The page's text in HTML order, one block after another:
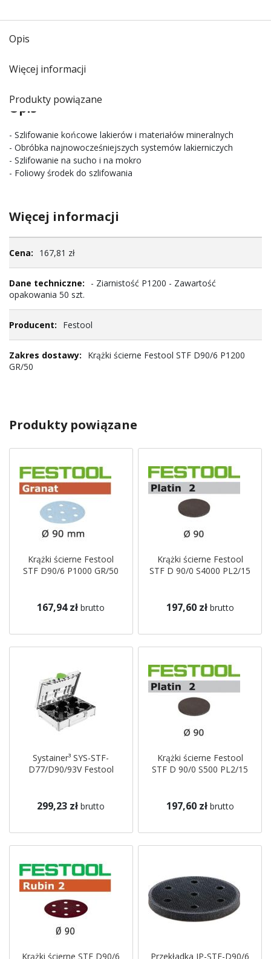
Opis
Więcej informacji
Produkty powiązane
Opis
- Szlifowanie końcowe lakierów i materiałów mineralnych
- Obróbka najnowocześniejszych systemów lakierniczych
- Szlifowanie na sucho i na mokro
- Foliowy środek do szlifowania
Więcej informacji
informacji167,81 zł
- Ziarnistość P1200 - Zawartość
opakowania 50 szt.
Festool
Krążki ścierne Festool STF D90/6 P1200
GR/50
Produkty powiązane
Krążki ścierne Festool
STF D90/6 P1000 GR/50
167,94 zł brutto
Krążki ścierne Festool
STF D 90/0 S4000 PL2/15
197,60 zł brutto
Systainer³ SYS-STF-
D77/D90/93V Festool
299,23 zł brutto
Krążki ścierne Festool
STF D 90/0 S500 PL2/15
197,60 zł brutto
Krążki ścierne STF D90/6 Przekładka IP-STF-D90/6